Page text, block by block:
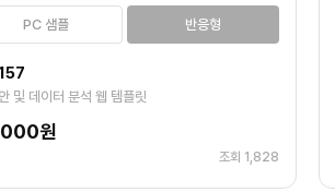
PC 샘플 반응형
및 데이터 분석 웹 템플릿
원
조회 1,828